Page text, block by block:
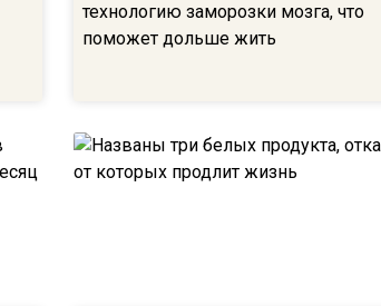
технологию заморозки мозга, что
поможет дольше жить